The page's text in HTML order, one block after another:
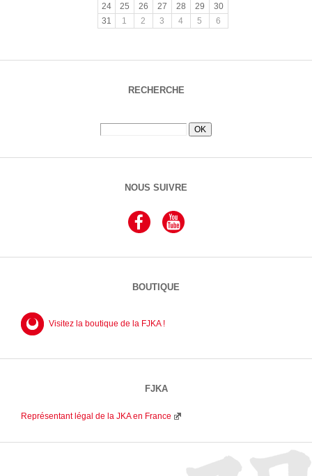
24
25 26 27 28 29
30
31
1 2 3 4 5 6
RECHERCHE
NOUS SUIVRE
BOUTIQUE
Visitez la boutique de la FJKA !
FJKA
Représentant légal de la JKA en France